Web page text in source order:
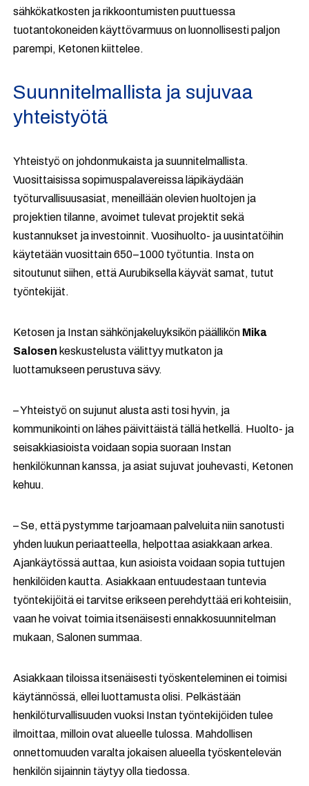
sähkökatkosten ja rikkoontumisten puuttuessa
tuotantokoneiden käyttövarmuus on luonnollisesti paljon
parempi, Ketonen kiittelee.
Suunnitelmallista ja sujuvaa
yhteistyötä
Yhteistyö on johdonmukaista ja suunnitelmallista.
Vuosittaisissa sopimuspalavereissa läpikäydään
työturvallisuusasiat, meneillään olevien huoltojen ja
projektien tilanne, avoimet tulevat projektit sekä
kustannukset ja investoinnit. Vuosihuolto- ja uusintatöihin
käytetään vuosittain 650–1000 työtuntia. Insta on
sitoutunut siihen, että Aurubiksella käyvät samat, tutut
työntekijät.
Ketosen ja Instan sähkönjakeluyksikön päällikön Mika
Salosen keskustelusta välittyy mutkaton ja
luottamukseen perustuva sävy.
– Yhteistyö on sujunut alusta asti tosi hyvin, ja
kommunikointi on lähes päivittäistä tällä hetkellä. Huolto- ja
seisakkiasioista voidaan sopia suoraan Instan
henkilökunnan kanssa, ja asiat sujuvat jouhevasti, Ketonen
kehuu.
– Se, että pystymme tarjoamaan palveluita niin sanotusti
yhden luukun periaatteella, helpottaa asiakkaan arkea.
Ajankäytössä auttaa, kun asioista voidaan sopia tuttujen
henkilöiden kautta. Asiakkaan entuudestaan tuntevia
työntekijöitä ei tarvitse erikseen perehdyttää eri kohteisiin,
vaan he voivat toimia itsenäisesti ennakkosuunnitelman
mukaan, Salonen summaa.
Asiakkaan tiloissa itsenäisesti työskenteleminen ei toimisi
käytännössä, ellei luottamusta olisi. Pelkästään
henkilöturvallisuuden vuoksi Instan työntekijöiden tulee
ilmoittaa, milloin ovat alueelle tulossa. Mahdollisen
onnettomuuden varalta jokaisen alueella työskentelevän
henkilön sijainnin täytyy olla tiedossa.